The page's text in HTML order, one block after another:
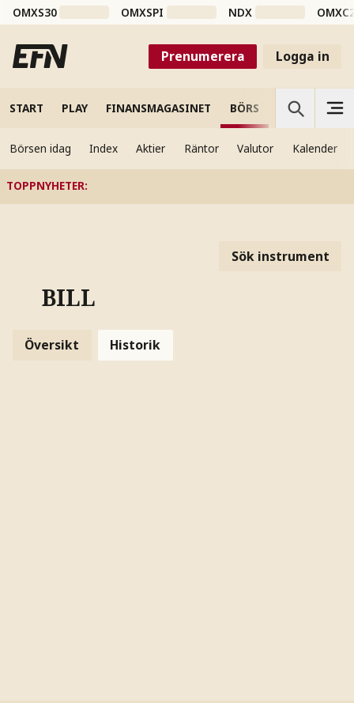
OMXS30 OMXSPI NDX
Prenumerera Logga in
START PLAY FINANSMAGASINET BÖRS VETENSKAP
Börsen idag Index Aktier Räntor Valutor Kalender
TOPPNYHETER:
Sök instrument
BILL
Översikt Historik